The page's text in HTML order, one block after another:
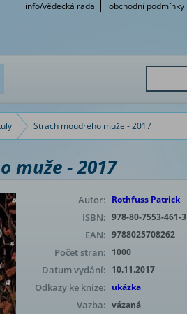
info/vědecká rada obchodní podmínky
Strach moudrého muže - 2017
muže - 2017
Autor: Rothfuss Patrick
ISBN: 978-80-7553-461-3
EAN: 9788025708262
Počet stran: 1000
Datum vydání: 10.11.2017
Odkazy ke knize: ukázka
Vazba: vázaná